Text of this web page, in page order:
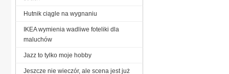
Hutnik ciągle na wygnaniu
IKEA wymienia wadliwe foteliki dla
maluchów
Jazz to tylko moje hobby
Jeszcze nie wieczór, ale scena jest już